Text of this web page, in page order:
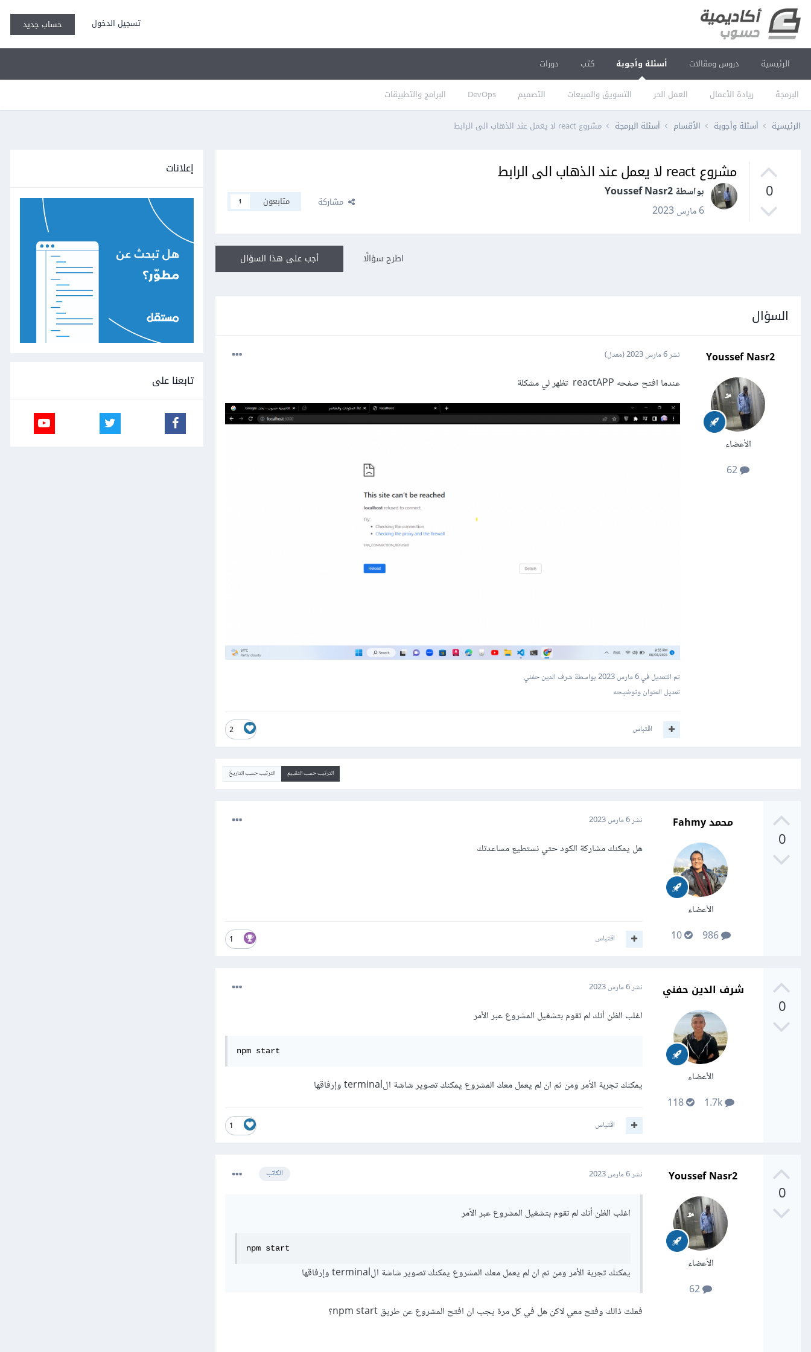
تسجيل الدخول حساب جديد
الرئيسية دروس ومقالات أسئلة وأجوبة
البرمجة ريادة الأعمال العمل الحر التسويق والمبيعات التصميم DevOps البرامج والتطبيقات
كتب دورات
الرئيسية أسئلة وأجوبة الأقسام أسئلة البرمجة مشروع react لا يعمل عند الذهاب الى الرابط
0
مشروع react لا يعمل عند الذهاب الى الرابط
بواسطة Youssef Nasr2
6 مارس 2023
مشاركة متابعون 1
أجب على هذا السؤال اطرح سؤالًا
السؤال
Youssef Nasr2
الأعضاء
نشر6 مارس 2023 (معدل)
عندما افتح صفحه reactAPP تظهر لي مشكلة
تم التعديل في6 مارس 2023
بواسطة شرف الدين حفني
تعديل العنوان وتوضيحه
2 اقتباس
الترتيب حسب التقييم الترتيب حسب التاريخ
0
محمد Fahmy
الأعضاء
986
10
نشر6 مارس 2023
هل يمكنك مشاركة الكود حتي نستطيع مساعدتك
1 اقتباس
0
شرف الدين حفني
الأعضاء
1.7k
118
نشر6 مارس 2023
اغلب الظن أنك لم تقوم بتشغيل المشروع عبر الأمر
npm start
يمكنك تجربة الأمر ومن ثم ان لم يعمل معك المشروع يمكنك تصوير شاشة الterminal وإرفاقها
1 اقتباس
0
Youssef Nasr2
الأعضاء
الكاتب نشر6 مارس 2023
اغلب الظن أنك لم تقوم بتشغيل المشروع عبر الأمر
npm start
يمكنك تجربة الأمر ومن ثم ان لم يعمل معك المشروع يمكنك تصوير شاشة الterminal وإرفاقها
فعلت ذالك وفتح معي لاكن هل في كل مرة يجب ان افتح المشروع عن طريق npm start؟
إعلانات
تابعنا على